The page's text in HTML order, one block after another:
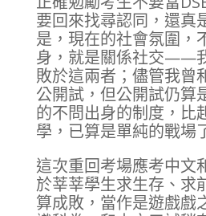
要回來找尋認同，還真
是，現在的社會氛圍，
身，就是關係社交——
敗於這兩者；儘管我曾
公開試，但公開試仍算
的不問出身的制度，比
學，已算是單純的戰場
這次重回考場應考中文
於莘莘學生求生存、求
算成敗，當作是遊戲戲